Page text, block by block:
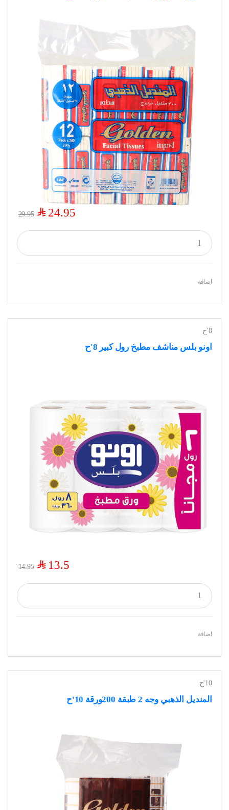
24.95
$
29.95
اضافة
8'ح
اونو بلس مناشف مطبخ رول كبير 8'ح
13.5
$
14.95
اضافة
10'ح
المنديل الذهبي وجه 2 طبقة 200ورقة 10'ح